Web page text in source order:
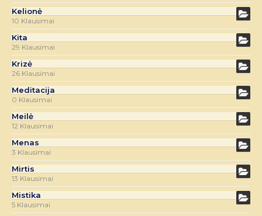
Kelionė
10 Klausimai
Kita
29 Klausimai
Krizė
26 Klausimai
Meditacija
0 Klausimai
Meilė
12 Klausimai
Menas
3 Klausimai
Mirtis
13 Klausimai
Mistika
5 Klausimai